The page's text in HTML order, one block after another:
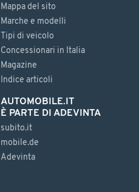
Mappa del sito
Marche e modelli
Tipi di veicolo
Concessionari in Italia
Magazine
Indice articoli
AUTOMOBILE.IT
È PARTE DI ADEVINTA
subito.it
mobile.de
Adevinta